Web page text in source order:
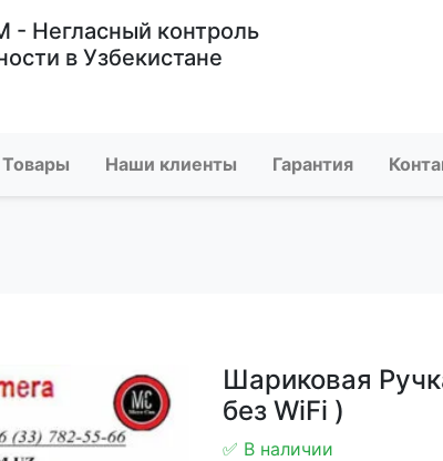
- Негласный контроль
в Узбекистане
Товары Наши клиенты Гарантия
Шариковая
без WiFi )
✅ В наличии